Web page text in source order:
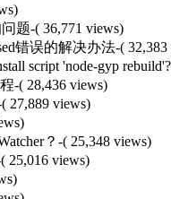
题-( 36,771 views)
错误的解决办法-(
script 'node-gyp rebuild'?
-( 28,436 views)
27,889 views)
？ -( 25,348 views)
25,016 views)